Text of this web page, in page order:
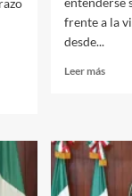
frente a la
desde...
Leer másLeer
filas
por
la